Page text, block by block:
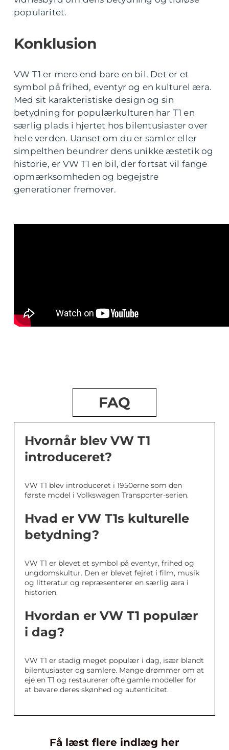
popularitet.
Konklusion
VW T1 er mere end bare en bil. Det er et
symbol på frihed, eventyr og en kulturel æra.
Med sit karakteristiske design og sin
betydning for populærkulturen har T1 en
særlig plads i hjertet hos bilentusiaster over
hele verden. Uanset om du er samler eller
simpelthen beundrer dens unikke æstetik og
historie, er VW T1 en bil, der fortsat vil fange
opmærksomheden og begejstre
generationer fremover.
FAQ
Hvornår blev VW T1
introduceret?
VW T1 blev introduceret i 1950erne som den
første model i Volkswagen Transporter-serien.
Hvad er VW T1s kulturelle
betydning?
VW T1 er blevet et symbol på eventyr, frihed og
ungdomskultur. Den er blevet fejret i film, musik
og litteratur og repræsenterer en særlig æra i
historien.
Hvordan er VW T1 populær
i dag?
VW T1 er stadig meget populær i dag, især blandt
bilentusiaster og samlere. Mange drømmer om at
eje en T1 og restaurerer ofte gamle modeller for
at bevare deres skønhed og autenticitet.
Få læst flere indlæg her